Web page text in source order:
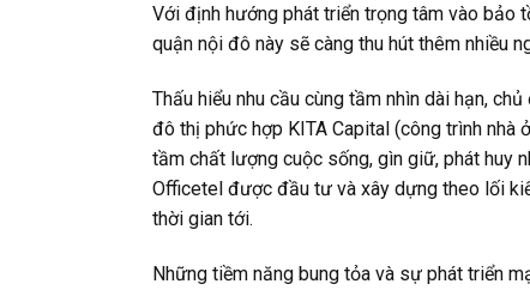
Với định hướng phát triển trọng tâm vào bảo
quận nội đô này sẽ càng thu hút thêm nhiều
Thấu hiểu nhu cầu cùng tầm nhìn dài hạn,
đô thị phức hợp KITA Capital (công trình
tầm chất lượng cuộc sống, gìn giữ, phát huy
Officetel được đầu tư và xây dựng theo lối
thời gian tới.
Những tiềm năng bung tỏa và sự phát triển